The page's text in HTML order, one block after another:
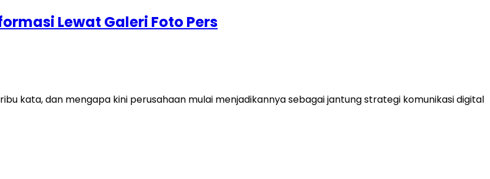
Lewat Galeri Foto Pers
kata, dan mengapa kini perusahaan mulai menjadikannya sebagai jantung strategi komunikasi digital